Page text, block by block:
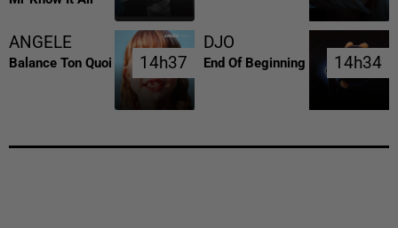
ANGELE
Balance Ton Quoi 14h37
14h37
DJO
End Of Beginning 14h34
14h34